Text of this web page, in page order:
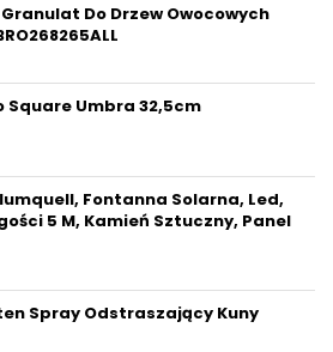
Do Drzew Owocowych
Square Umbra 32,5cm
Fontanna Solarna, Led,
5 M, Kamień Sztuczny, Panel
Spray Odstraszający Kuny